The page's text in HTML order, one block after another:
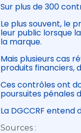
Sur plus de 300
Le plus souvent, le
leur public lorsque
la marque.
Mais plusieurs cas
produits financiers,
Ces contrôles ont
poursuites pénales
La DGCCRF
Sources :